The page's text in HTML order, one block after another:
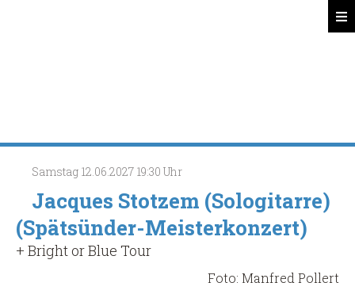
Samstag 12.06.2027 19:30 Uhr
Jacques Stotzem (Sologitarre)
(Spätsünder-Meisterkonzert)
+ Bright or Blue Tour
Foto: Manfred Pollert